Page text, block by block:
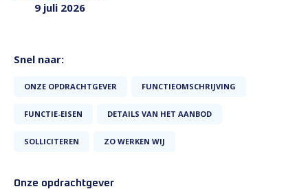
9 juli 2026
Snel naar:
ONZE OPDRACHTGEVER FUNCTIEOMSCHRIJVING
FUNCTIE-EISEN DETAILS VAN HET AANBOD
SOLLICITEREN ZO WERKEN WIJ
Onze opdrachtgever